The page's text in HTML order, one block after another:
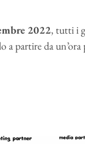
2022, tutti i
partire da un’ora